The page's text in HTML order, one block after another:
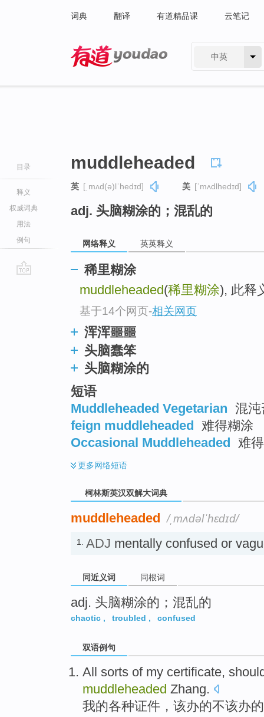
词典 翻译 有道精品课 云笔记
中英
目录
释义
权威词典
用法
例句
muddleheaded
英 [ˌmʌd(ə)lˈhedɪd] 美 [ˈmʌdlhedɪd]
adj. 头脑糊涂的；混乱的
网络释义 英英释义
稀里糊涂
muddleheaded(稀里糊涂), 此释
基于14个网页-相关网页
浑浑噩噩
头脑蠢笨
头脑糊涂的
短语
Muddleheaded Vegetarian 混沌
feign muddleheaded 难得糊涂
Occasional Muddleheaded 难
更多网络短语
柯林斯英汉双解大词典
muddleheaded /ˌmʌdəlˈhɛdɪd/
1. ADJ mentally confused or
同近义词 同根词
adj. 头脑糊涂的；混乱的
chaotic , troubled , confused
双语例句
All sorts of my certificate,
muddleheaded Zhang.
我的各种证件 ， 该办的不该办